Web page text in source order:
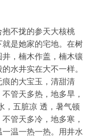
不拢的参天大核桃
是她家的宅地。在树
，楠木作盖，楠木镶
水井实在大不一样。
的大宝玉，清甜清
管天多热，地多旱，
，五脏凉 透，暑气顿
管天多冷，地多寒，
温一热一热。用井水